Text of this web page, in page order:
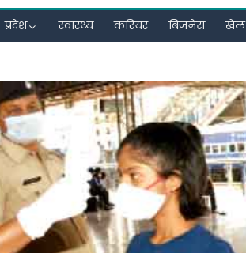
प्रदेश स्वास्थ्य करियर बिजनेस खेल